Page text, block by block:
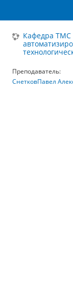
Кафедра ТМС
Преподаватель:
СнетковПавел